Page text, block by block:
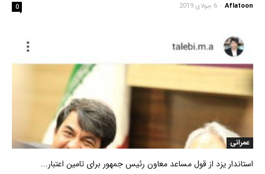
Aflatoon
- 6 جولای 2019 0
عمرانی
استاندار یزد از قول مساعد معاون رئیس جمهور برای تامین اعتبار...